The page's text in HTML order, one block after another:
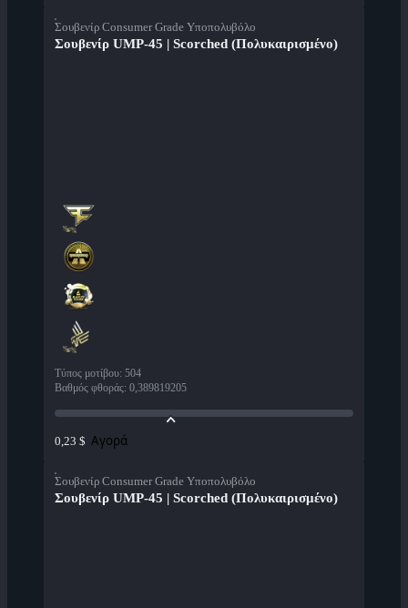
Σουβενίρ Consumer Grade Υποπολυβόλο
Σουβενίρ UMP-45 | Scorched (Πολυκαιρισμένο)
Τύπος μοτίβου: 504
Βαθμός φθοράς: 0,389819205
0,23 $ Αγορά
Σουβενίρ Consumer Grade Υποπολυβόλο
Σουβενίρ UMP-45 | Scorched (Πολυκαιρισμένο)